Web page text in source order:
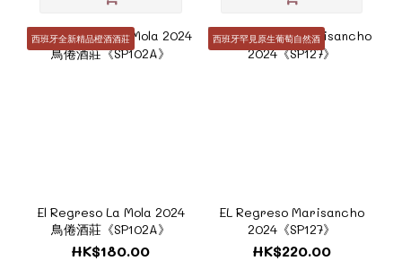
西班牙全新精品橙酒酒莊
El Regreso La Mola 2024
鳥倦酒莊《SP102A》
HK$180.00
西班牙罕見原生葡萄自然酒
EL Regreso Marisancho
2024《SP127》
HK$220.00